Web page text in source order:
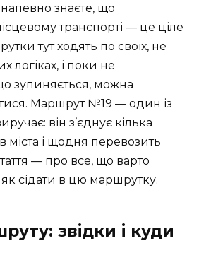
напевно знаєте, що
транспорті — це ціле
тут ходять по своїх, не
логіках, і поки не
зупиняється, можна
Маршрут №19 — один із
він з’єднує кілька
міста і щодня перевозить
— про все, що варто
сідати в цю маршрутку.
звідки і куди